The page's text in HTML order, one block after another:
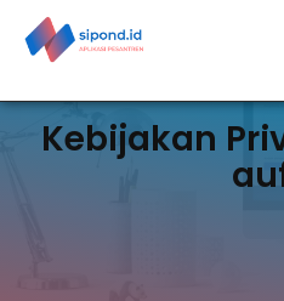
Kebijakan